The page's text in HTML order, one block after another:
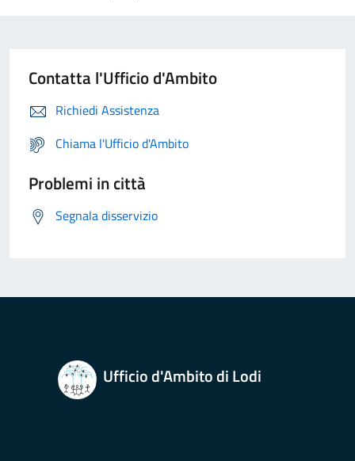
Contatta l'Ufficio d'Ambito
Richiedi Assistenza
Chiama l'Ufficio d'Ambito
Problemi in città
Segnala disservizio
Ufficio d'Ambito di Lodi